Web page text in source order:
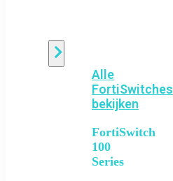
Alle
FortiSwitches
bekijken
FortiSwitch
100
Series